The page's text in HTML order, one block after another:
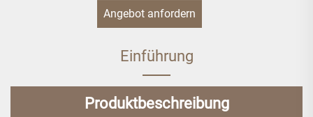
Angebot anfordern
Einführung
Produktbeschreibung